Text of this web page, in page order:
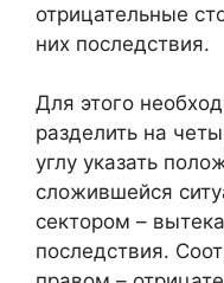
отрицательные
них последствия.
Для этого
разделить на
углу указать
сложившейся
сектором –
последствия.